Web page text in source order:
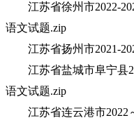
江苏省徐州市2022-
语文试题.zip
江苏省扬州市2021-
江苏省盐城市阜宁县
语文试题.zip
江苏省连云港市2022